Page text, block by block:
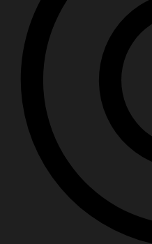
Сушильные камеры «Вятка»
Блочно-модульная котельная